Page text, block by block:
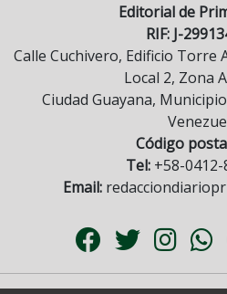
Editorial de
RIF: J-
Calle Cuchivero, Edificio Torre
Local 2, Zona
Ciudad Guayana,
Código
Tel:+58-0412-
Email: